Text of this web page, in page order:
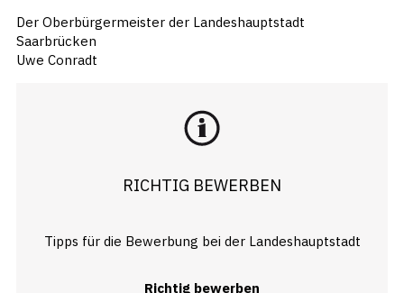
Der Oberbürgermeister der Landeshauptstadt
Saarbrücken
Uwe Conradt
RICHTIG BEWERBEN
Tipps für die Bewerbung bei der Landeshauptstadt
Richtig bewerben